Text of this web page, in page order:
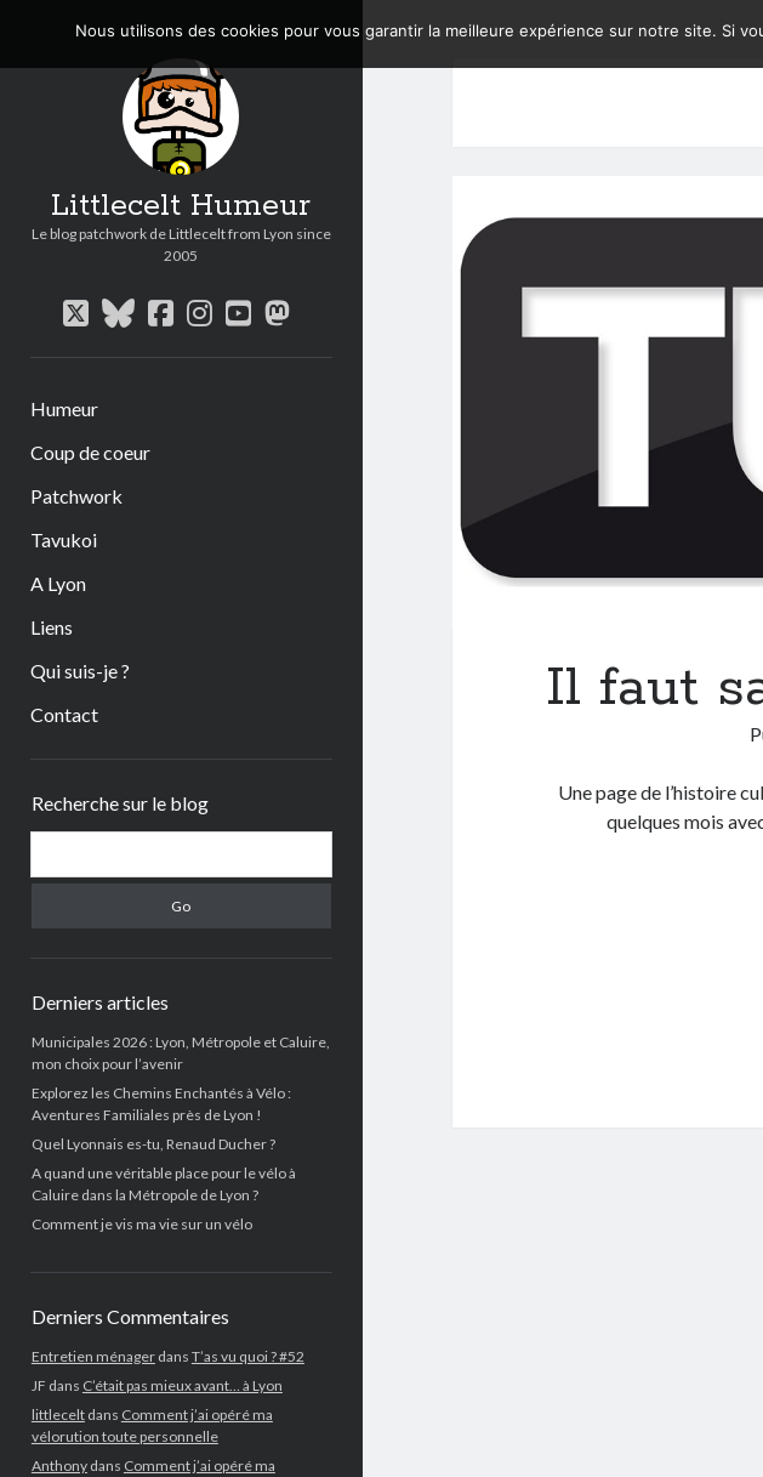
Littlecelt Humeur
Le blog patchwork de Littlecelt from Lyon since
2005
twitterbluesky
facebook
instagram
youtube
mastodon
Humeur
Coup de coeur
Patchwork
Tavukoi
A Lyon
Liens
Qui suis-je ?
Contact
Recherche sur le blog
Derniers articles
Municipales 2026 : Lyon, Métropole et Caluire,
mon choix pour l’avenir
Explorez les Chemins Enchantés à Vélo :
Aventures Familiales près de Lyon !
Quel Lyonnais es-tu, Renaud Ducher ?
A quand une véritable place pour le vélo à
Caluire dans la Métropole de Lyon ?
Comment je vis ma vie sur un vélo
Derniers Commentaires
Entretien ménagerdans T’as vu quoi ? #52
JF dans C’était pas mieux avant… à Lyon
littleceltdans Comment j’ai opéré ma
vélorution toute personnelle
Anthonydans Comment j’ai opéré ma
Il faut
Une page de l’histoire
quelques mois
Nous utilisons des cookies pour vous garantir la meilleure expérience sur notre site. Si